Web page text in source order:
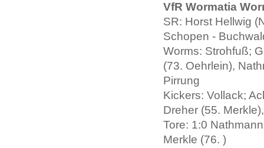
VfR Wormatia
SR: Horst Hellwig
Schopen -
Worms: Strohfuß;
(73. Oehrlein),
Pirrung
Kickers: Vollack;
Dreher (55.
Tore: 1:0
Merkle (76. )